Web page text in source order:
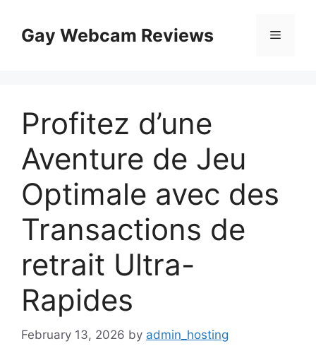
contentGay Webcam Reviews Menu
Profitez d’une
Aventure de Jeu
Optimale avec des
Transactions de
retrait Ultra-
Rapides
February 13, 2026 by admin_hosting